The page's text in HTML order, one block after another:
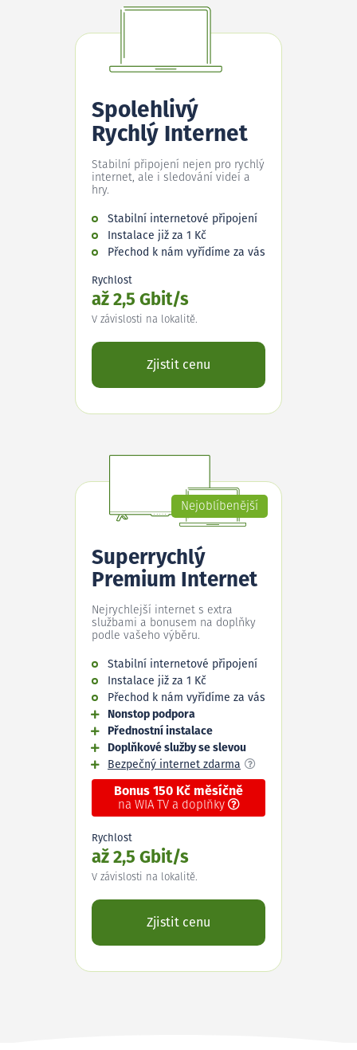
Spolehlivý
Rychlý Internet
Stabilní připojení nejen pro rychlý
internet, ale i sledování videí a
hry.
Stabilní internetové připojení
Instalace již za 1 Kč
Přechod k nám vyřídíme za vás
Rychlost
až 2,5 Gbit/s
V závislosti na lokalitě.
Zjistit cenu
Nejoblíbenější
Superrychlý
Premium Internet
Nejrychlejší internet s extra
službami a bonusem na doplňky
podle vašeho výběru.
Stabilní internetové připojení
Instalace již za 1 Kč
Přechod k nám vyřídíme za vás
Nonstop podpora
Přednostní instalace
Doplňkové služby se slevou
Bezpečný internet zdarma
Bonus 150 Kč měsíčně
na WIA TV a doplňky
Rychlost
až 2,5 Gbit/s
V závislosti na lokalitě.
Zjistit cenu